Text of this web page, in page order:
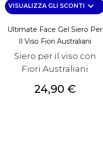
VISUALIZZA GLI SCONTI keyboard_arrow_down
Ultimate Face Gel Siero Per
Il Viso Fiori Australiani
Siero per il viso con
Fiori Australiani
Prezzo
24,90 €